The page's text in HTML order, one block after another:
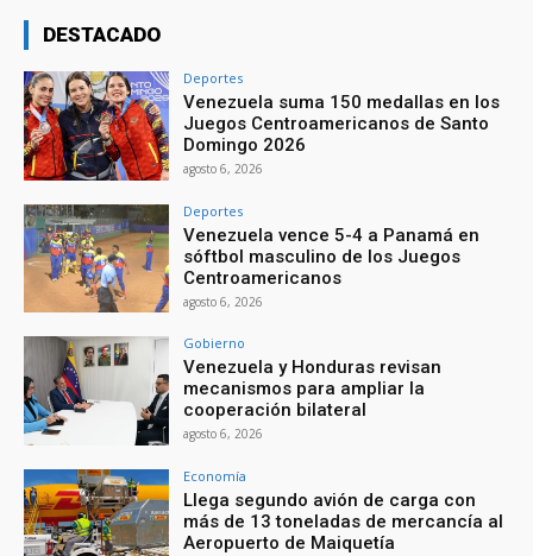
DESTACADO
Deportes
Venezuela suma 150 medallas en los
Juegos Centroamericanos de Santo
Domingo 2026
agosto 6, 2026
Deportes
Venezuela vence 5-4 a Panamá en
sóftbol masculino de los Juegos
Centroamericanos
agosto 6, 2026
Gobierno
Venezuela y Honduras revisan
mecanismos para ampliar la
cooperación bilateral
agosto 6, 2026
Economía
Llega segundo avión de carga con
más de 13 toneladas de mercancía al
Aeropuerto de Maiquetía